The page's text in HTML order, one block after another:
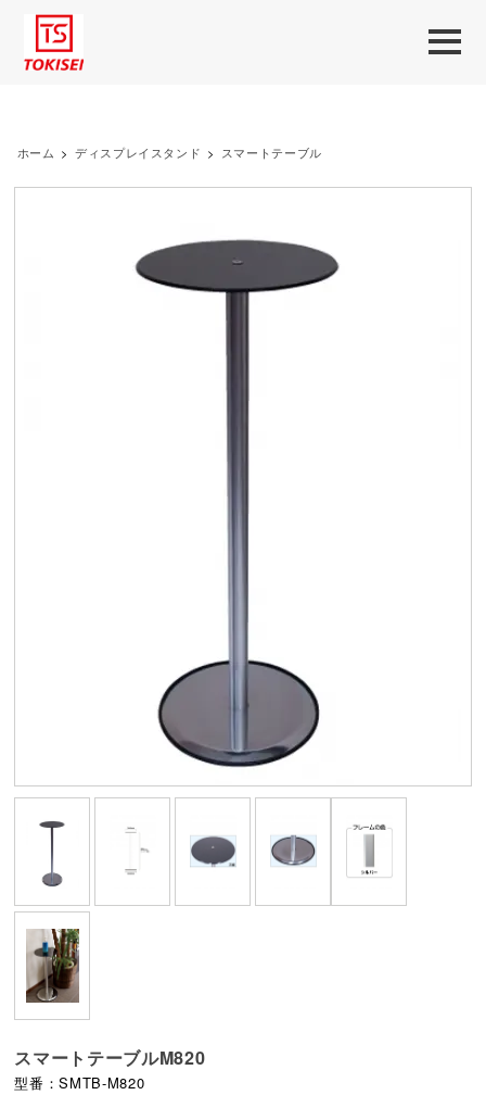
ホーム > ディスプレイスタンド > スマートテーブル
スマートテーブルM820
型番：SMTB-M820